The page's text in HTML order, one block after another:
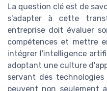
La question clé est de
s'adapter à cette
entreprise doit évaluer
compétences et mettre
intégrer l'intelligence
adoptant une culture
servant des
peuvent non seulement